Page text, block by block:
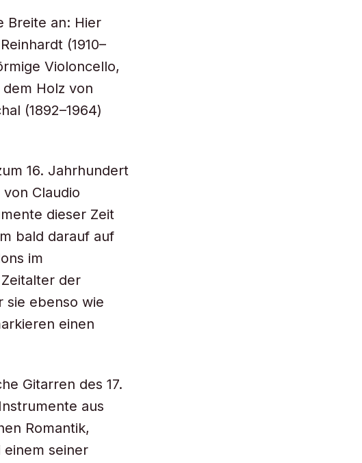
Breite an: Hier
(1910–
Violoncello,
Holz von
(1892–1964)
16. Jahrhundert
Claudio
dieser Zeit
bald darauf auf
im
der
sie ebenso wie
einen
Gitarren des 17.
aus
Romantik,
einem seiner